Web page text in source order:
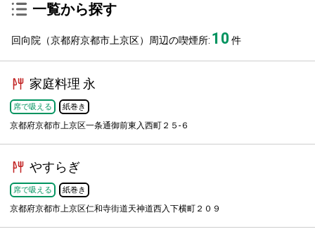
一覧から探す
回向院（京都府京都市上京区）周辺の喫煙所: 10件
家庭料理 永
席で吸える 紙巻き
京都府京都市上京区一条通御前東入西町２５-６
やすらぎ
席で吸える 紙巻き
京都府京都市上京区仁和寺街道天神道西入下横町２０９